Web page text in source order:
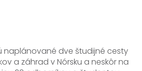
naplánované dve študijné cesty
a záhrad v Nórsku a neskôr na